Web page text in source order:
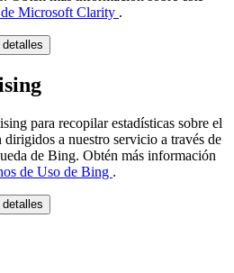
Microsoft Clarity .
detalles
para recopilar estadísticas sobre el
a nuestro servicio a través de
de Bing. Obtén más información
de Uso de Bing .
detalles